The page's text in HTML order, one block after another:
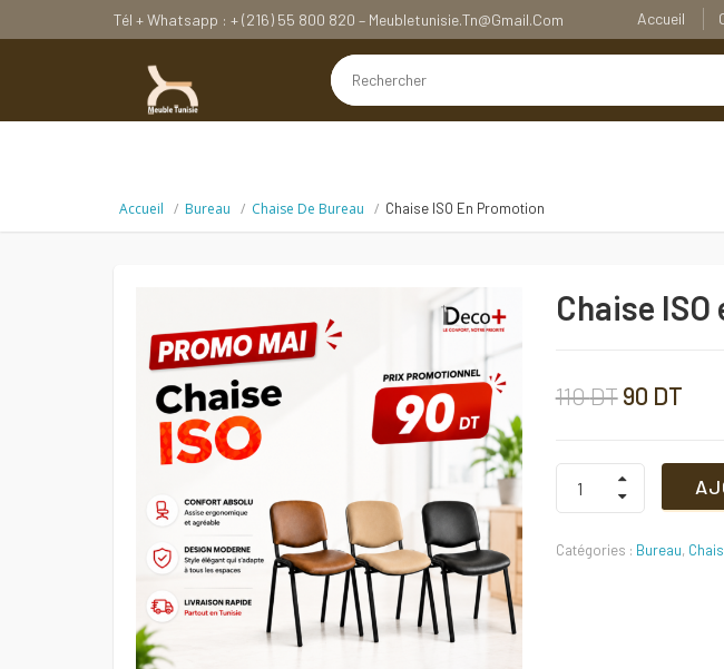
Accueil
Tél + Whatsapp : + (216) 55 800 820 – Meubletunisie.tn@gmail.com
Accueil Bureau Chaise De Bureau Chaise ISO En Promotion
Chaise
110DT Le
initial
était :
90 DTLe
est
Chaise
en
Quantité
Catégories : Bureau,